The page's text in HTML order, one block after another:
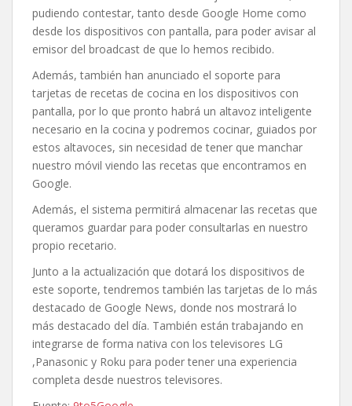
pudiendo contestar, tanto desde Google Home como
desde los dispositivos con pantalla, para poder avisar al
emisor del broadcast de que lo hemos recibido.
Además, también han anunciado el soporte para
tarjetas de recetas de cocina en los dispositivos con
pantalla, por lo que pronto habrá un altavoz inteligente
necesario en la cocina y podremos cocinar, guiados por
estos altavoces, sin necesidad de tener que manchar
nuestro móvil viendo las recetas que encontramos en
Google.
Además, el sistema permitirá almacenar las recetas que
queramos guardar para poder consultarlas en nuestro
propio recetario.
Junto a la actualización que dotará los dispositivos de
este soporte, tendremos también las tarjetas de lo más
destacado de Google News, donde nos mostrará lo
más destacado del día. También están trabajando en
integrarse de forma nativa con los televisores LG
,Panasonic y Roku para poder tener una experiencia
completa desde nuestros televisores.